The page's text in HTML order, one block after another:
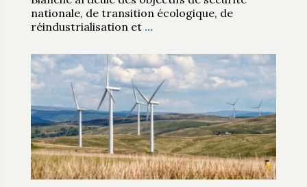
nationale, de transition écologique, de
réindustrialisation et …